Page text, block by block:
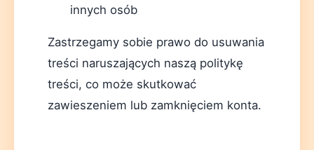
innych osób
Zastrzegamy sobie prawo do usuwania
treści naruszających naszą politykę
treści, co może skutkować
zawieszeniem lub zamknięciem konta.